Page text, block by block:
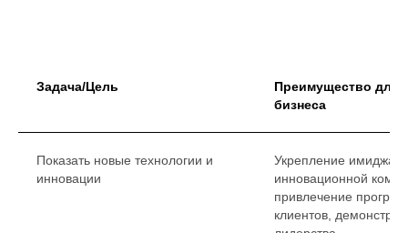
Задача/Цель
Преимущество для
бизнеса
Показать новые технологии и
инновации
Укрепление имиджа
инновационной
привлечение
клиентов,